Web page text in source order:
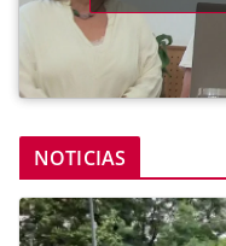
NOTICIAS